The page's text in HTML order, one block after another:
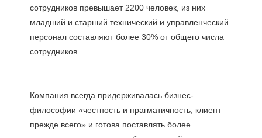
сотрудников превышает 2200 человек, из них
младший и старший технический и управленческий
персонал составляют более 30% от общего числа
Компания всегда придерживалась бизнес-
философии «честность и прагматичность, клиент
прежде всего» и готова поставлять более